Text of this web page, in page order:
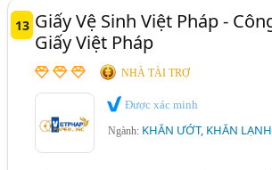
13 Giấy Vệ Sinh Việt Pháp -
Giấy Việt Pháp
NHÀ TÀI TRỢ
Được xác minh
Ngành: KHĂN ƯỚT, KHĂN LẠNH